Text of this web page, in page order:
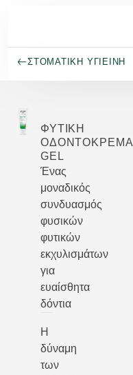
ΣΤΟΜΑΤΙΚΉ ΥΓΙΕΙΝΉ
ΦΥΤΙΚΉ
ΟΔΟΝΤΌΚΡΕΜΑ
GEL
Ένας
μοναδικός
συνδυασμός
φυσικών
φυτικών
εκχυλισμάτων
για
ευαίσθητα
δόντια
Η
δύναμη
των